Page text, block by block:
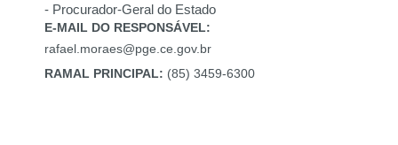
- Procurador-Geral do Estado
E-MAIL DO RESPONSÁVEL:
rafael.moraes@pge.ce.gov.br
RAMAL PRINCIPAL: (85) 3459-6300